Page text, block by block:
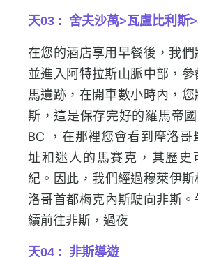
天03 : 舍夫沙萬>瓦盧比利斯
在您的酒店享用早餐後， 我
並進入阿特拉斯山脈中部，
馬遺跡，在開車數小時內， 您
斯，這是保存完好的羅馬帝國
BC ，在那裡您會看到摩洛
址和迷人的馬賽克， 其歷史
紀。因此，我們經過穆萊伊
洛哥首都梅克內斯駛向非斯
續前往非斯，過夜
天04 : 非斯導遊